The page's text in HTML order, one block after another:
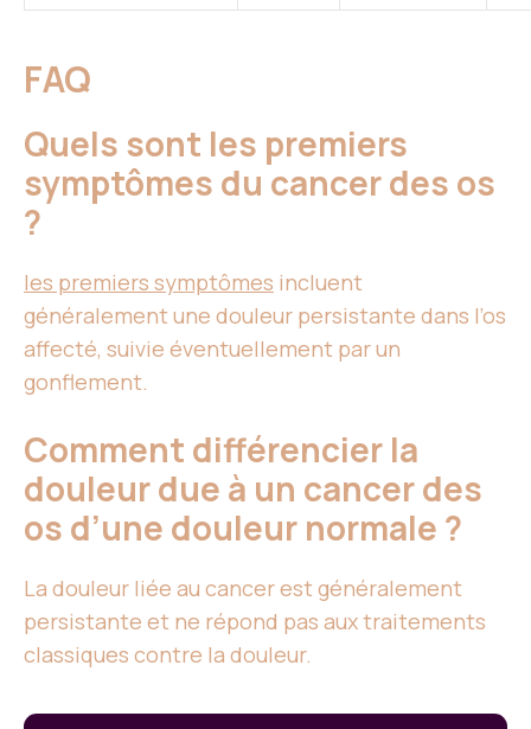
FAQ
Quels sont les premiers
symptômes du cancer des os
?
les premiers symptômes incluent
généralement une douleur persistante dans l’os
affecté, suivie éventuellement par un
gonflement.
Comment différencier la
douleur due à un cancer des
os d’une douleur normale ?
La douleur liée au cancer est généralement
persistante et ne répond pas aux traitements
classiques contre la douleur.